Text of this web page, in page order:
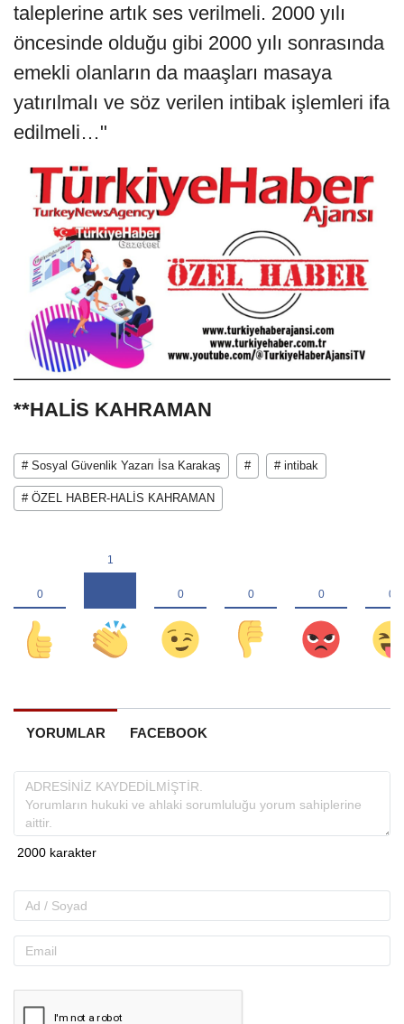
taleplerine artık ses verilmeli. 2000 yılı
öncesinde olduğu gibi 2000 yılı sonrasında
emekli olanların da maaşları masaya
yatırılmalı ve söz verilen intibak işlemleri ifa
edilmeli…"
**HALİS KAHRAMAN
# Sosyal Güvenlik Yazarı İsa Karakaş # # intibak
# ÖZEL HABER-HALİS KAHRAMAN
YORUMLAR FACEBOOK